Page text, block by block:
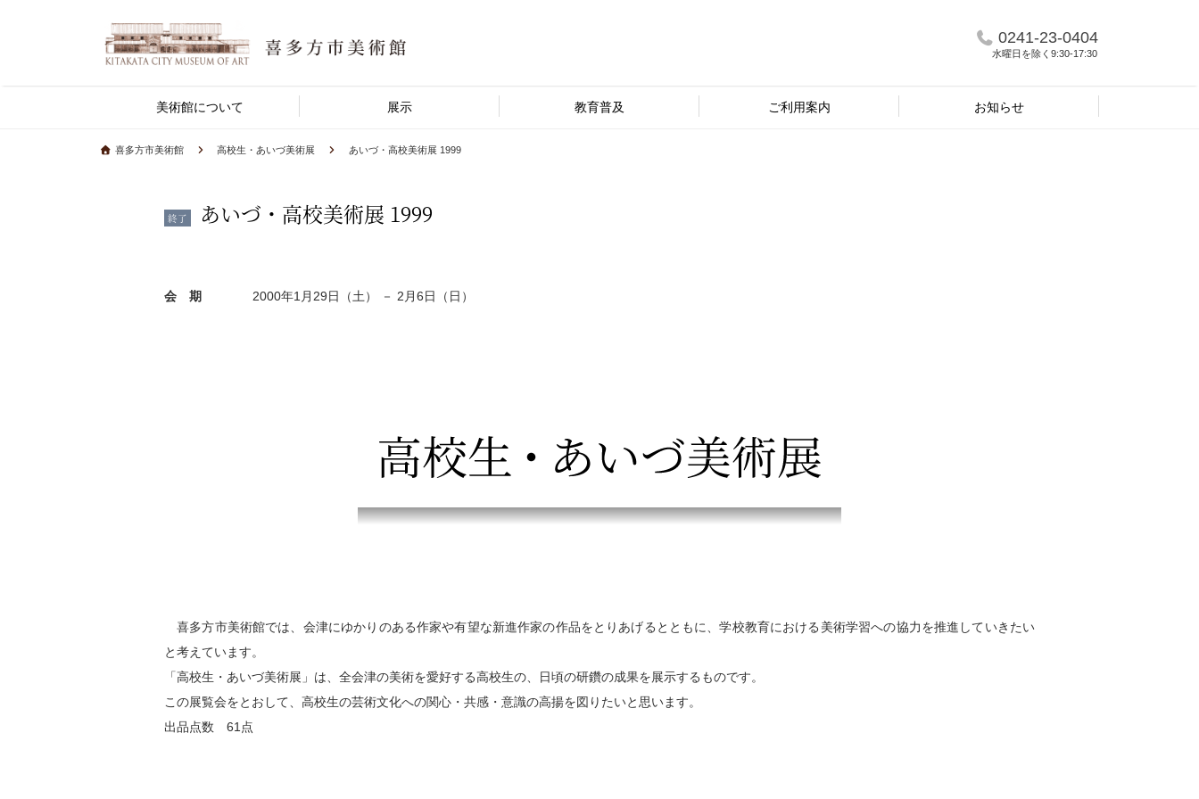
0241-23-0404
水曜日を除く9:30-17:30
美術館について 展示 教育普及 ご利用案内 お知らせ
喜多方市美術館 高校生・あいづ美術展 あいづ・高校美術展 1999
終了 あいづ・高校美術展 1999
会 期 2000年1月29日（土） － 2月6日（日）
喜多方市美術館では、会津にゆかりのある作家や有望な新進作家の作品をとりあげるとともに、学校教育における美術学習への協力を推進していきたい
と考えています。
「高校生・あいづ美術展」は、全会津の美術を愛好する高校生の、日頃の研鑽の成果を展示するものです。
この展覧会をとおして、高校生の芸術文化への関心・共感・意識の高揚を図りたいと思います。
出品点数 61点